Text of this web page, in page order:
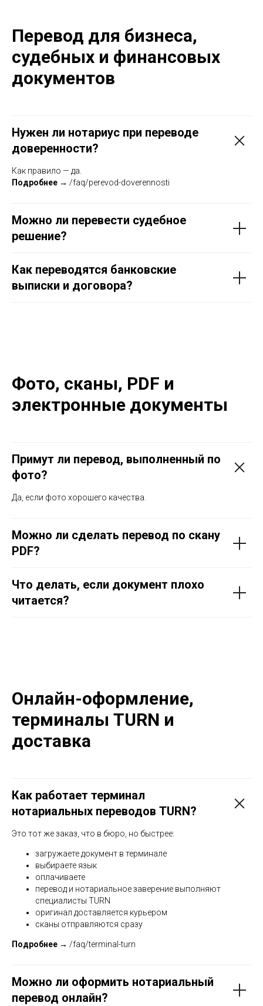
Перевод для бизнеса,
судебных и финансовых
документов
Нужен ли нотариус при переводе
доверенности?
Как правило — да.
Подробнее → /faq/perevod-doverennosti
Можно ли перевести судебное
решение?
Как переводятся банковские
выписки и договора?
Фото, сканы, PDF и
электронные документы
Примут ли перевод, выполненный по
фото?
Да, если фото хорошего качества.
Можно ли сделать перевод по скану
PDF?
Что делать, если документ плохо
читается?
Онлайн-оформление,
терминалы TURN и
доставка
Как работает терминал
нотариальных переводов TURN?
Это тот же заказ, что в бюро, но быстрее:
загружаете документ в терминале
выбираете язык
оплачиваете
перевод и нотариальное заверение выполняют
специалисты TURN
оригинал доставляется курьером
сканы отправляются сразу
Подробнее → /faq/terminal-turn
Можно ли оформить нотариальный
перевод онлайн?